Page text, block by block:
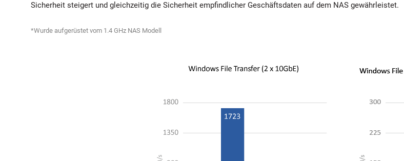
Sicherheit steigert und gleichzeitig die Sicherheit empfindlicher Geschäftsdaten auf dem NAS gewährleistet.
*Wurde aufgerüstet vom 1.4 GHz NAS Modell